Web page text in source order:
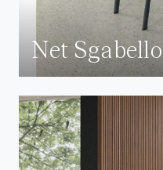
Net Sgabello